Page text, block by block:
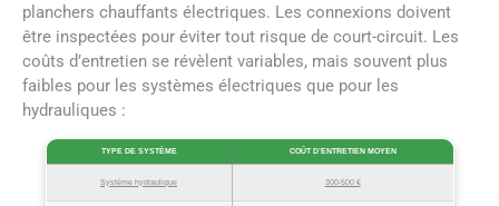
planchers chauffants électriques. Les connexions doivent
être inspectées pour éviter tout risque de court-circuit. Les
coûts d’entretien se révèlent variables, mais souvent plus
faibles pour les systèmes électriques que pour les
hydrauliques :
TYPE DE SYSTÈME COÛT D’ENTRETIEN MOYEN
Système hydraulique 300-500 €